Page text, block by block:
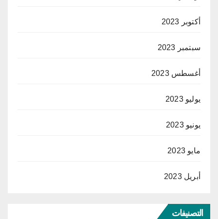
أكتوبر 2023
سبتمبر 2023
أغسطس 2023
يوليو 2023
يونيو 2023
مايو 2023
أبريل 2023
التصنيفات